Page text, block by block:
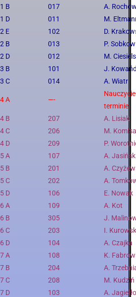
1 B 017
A.
1 D
011
M.
2 E
102
D.
2 B
013
P.
2 D
012
M.
3 B
101
J.
3 C
014 A. Wiatr
4 A —-
terminie
4 B
207
A. Lisiak
4 C
206
M.
4 D
209
P.
5 A
107
A.
5 B
201
A.
5 C
202
A.
5 D
106
E. Nowak
6 A
109
A. Kot
6 B
305
J.
6 C
203
I.
6 D
104
A. Czajka
7 A
108
K.
7 B
204
A.
7 C
208
M. Kudziń
7 D
103
A. Jagiełło